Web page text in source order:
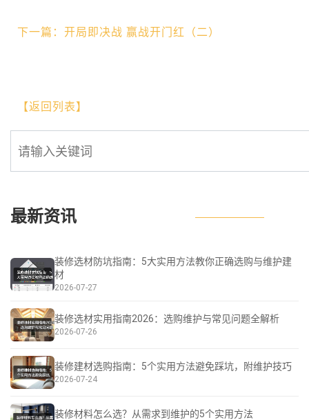
下一篇：开局即决战 赢战开门红（二）
【返回列表】
最新资讯
装修选材防坑指南：5大实用方法教你正确选购与维护建
材
2026-07-27
装修选材实用指南2026：选购维护与常见问题全解析
2026-07-26
装修建材选购指南：5个实用方法避免踩坑，附维护技巧
2026-07-24
装修材料怎么选？从需求到维护的5个实用方法